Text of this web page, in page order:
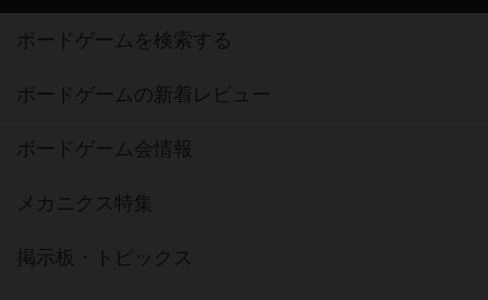
ボードゲームを検索する
ボードゲームの新着レビュー
ボードゲーム会情報
メカニクス特集
掲示板・トピックス